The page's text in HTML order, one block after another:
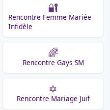
🔐
Rencontre Femme Mariée
Infidèle
🌈
Rencontre Gays SM
✡️
Rencontre Mariage Juif